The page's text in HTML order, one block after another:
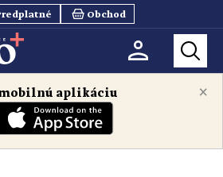
Obchod
×
mobilnú aplikáciu